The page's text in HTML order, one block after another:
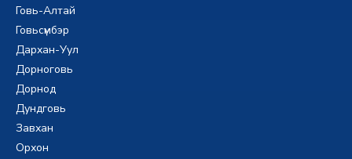
Говь-Алтай
Говьсүмбэр
Дархан-Уул
Дорноговь
Дорнод
Дундговь
Завхан
Орхон